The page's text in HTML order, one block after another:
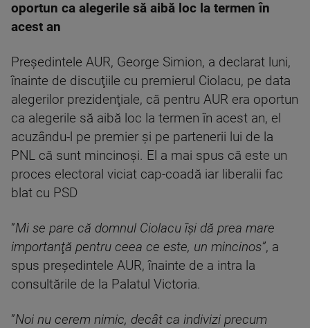
oportun ca alegerile să aibă loc la termen în
acest an
Preşedintele AUR, George Simion, a declarat luni,
înainte de discuţiile cu premierul Ciolacu, pe data
alegerilor prezidenţiale, că pentru AUR era oportun
ca alegerile să aibă loc la termen în acest an, el
acuzându-l pe premier şi pe partenerii lui de la
PNL că sunt mincinoşi. El a mai spus că este un
proces electoral viciat cap-coadă iar liberalii fac
blat cu PSD
”Mi se pare că domnul Ciolacu îşi dă prea mare
importanţă pentru ceea ce este, un mincinos”, a
spus preşedintele AUR, înainte de a intra la
consultările de la Palatul Victoria.
”Noi nu cerem nimic, decât ca indivizi precum